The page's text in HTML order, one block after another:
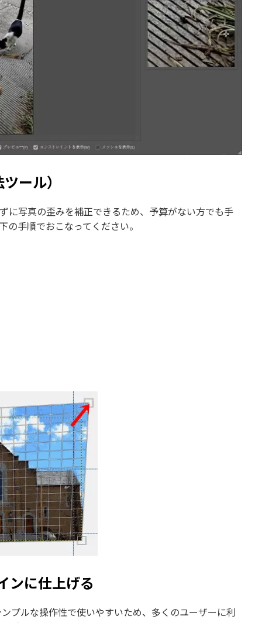
ール）
に写真の歪みを補正できるため、予算がない方でも手
手順でおこなってください。
ンに仕上げる
プルな操作性で使いやすいため、多くのユーザーに利